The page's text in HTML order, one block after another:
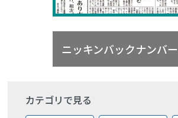
ニッキンバックナンバー
カテゴリで見る